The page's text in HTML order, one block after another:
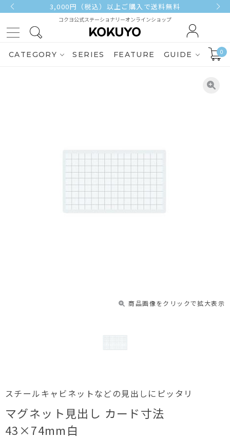
3,000円（税込）以上ご購入で送料無料
コクヨ公式ステーショナリーオンラインショップ
CATEGORY SERIES FEATURE GUIDE 0
商品画像をクリックで拡大表示
スチールキャビネットなどの見出しにピッタリ
マグネット見出し カード寸法
43×74mm白